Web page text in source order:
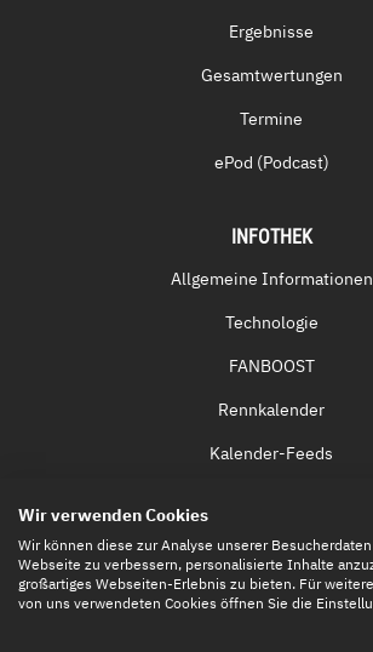
Ergebnisse
Gesamtwertungen
Termine
ePod (Podcast)
INFOTHEK
Allgemeine Informationen
Technologie
FANBOOST
Rennkalender
Kalender-Feeds
Eintrittskarten
Wir verwenden Cookies
Wir können diese zur Analyse unserer
Webseite zu verbessern, personalisierte Inhalte
großartiges Webseiten-Erlebnis zu bieten. Für
von uns verwendeten Cookies öffnen Sie die